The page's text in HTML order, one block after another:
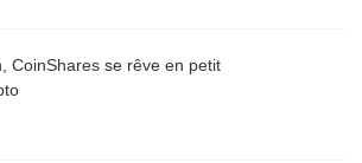
CoinShares se rêve en petit